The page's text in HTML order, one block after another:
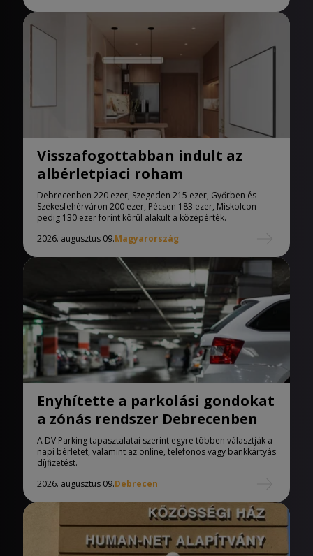
Visszafogottabban indult az
albérletpiaci roham
Debrecenben 220 ezer, Szegeden 215 ezer, Győrben és
Székesfehérváron 200 ezer, Pécsen 183 ezer, Miskolcon
pedig 130 ezer forint körül alakult a középérték.
2026. augusztus 09.Magyarország
Enyhítette a parkolási gondokat
a zónás rendszer Debrecenben
A DV Parking tapasztalatai szerint egyre többen választják a
napi bérletet, valamint az online, telefonos vagy bankkártyás
díjfizetést.
2026. augusztus 09.Debrecen